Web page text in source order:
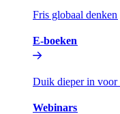
Fris globaal denken​​
E-boeken​​
Duik dieper in voor
Webinars​​